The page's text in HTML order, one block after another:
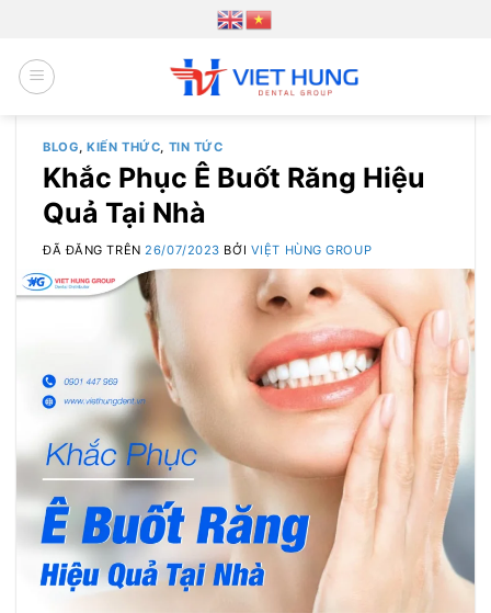
nội
dung
BLOG,KIẾN THỨC, TIN TỨC
Khắc Phục Ê Buốt Răng Hiệu
Quả Tại Nhà
ĐÃ ĐĂNG TRÊN26/07/2023 BỞI VIỆT HÙNG GROUP